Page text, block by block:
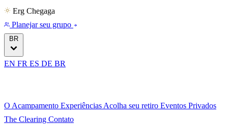
Erg Chegaga
Planejar seu grupo
BR
EN FR ES DE BR
O Acampamento Experiências Acolha seu retiro Eventos Privados
The Clearing Contato